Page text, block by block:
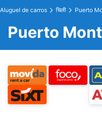
Aluguel de carros चिली Puerto
Puerto